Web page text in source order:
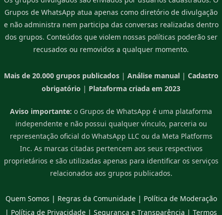
Grupos de WhatsApp atua apenas como diretório de divulgação
e não administra nem participa das conversas realizadas dentro
dos grupos. Conteúdos que violem nossas políticas poderão ser
recusados ou removidos a qualquer momento.
Mais de 20.000 grupos publicados| Análise manual| Cadastro
obrigatório | Plataforma criada em 2023
Aviso importante: o Grupos de WhatsApp é uma plataforma
independente e não possui qualquer vínculo, parceria ou
representação oficial do WhatsApp LLC ou da Meta Platforms
Inc. As marcas citadas pertencem aos seus respectivos
proprietários e são utilizadas apenas para identificar os serviços
relacionados aos grupos publicados.
Quem Somos | Regras da Comunidade| Política de Moderação
| Política de Privacidade | Segurança e Transparência | Termos